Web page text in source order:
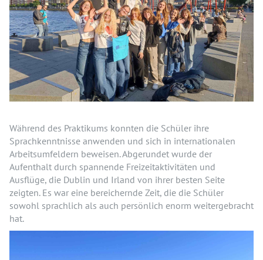
Während des Praktikums konnten die Schüler ihre
Sprachkenntnisse anwenden und sich in internationalen
Arbeitsumfeldern beweisen. Abgerundet wurde der
Aufenthalt durch spannende Freizeitaktivitäten und
Ausflüge, die Dublin und Irland von ihrer besten Seite
zeigten. Es war eine bereichernde Zeit, die die Schüler
sowohl sprachlich als auch persönlich enorm weitergebracht
hat.